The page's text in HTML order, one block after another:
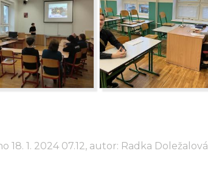
18. 1. 2024 07.12, autor: Radka Doležalová